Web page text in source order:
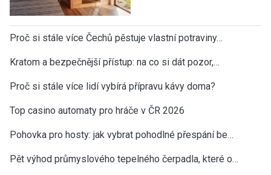
Proč si stále více Čechů pěstuje vlastní potraviny…
Kratom a bezpečnější přístup: na co si dát pozor,…
Proč si stále více lidí vybírá přípravu kávy doma?
Top casino automaty pro hráče v ČR 2026
Pohovka pro hosty: jak vybrat pohodlné přespání be…
Pět výhod průmyslového tepelného čerpadla, které o…